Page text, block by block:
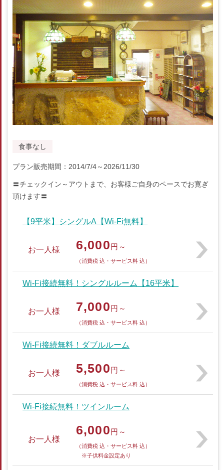
食事なし
プラン販売期間：2014/7/4～2026/11/30
〓チェックイン～アウトまで、お客様ご自身のペースでお寛ぎ
頂けます〓
【9平米】シングルA【Wi-Fi無料】
お一人様 6,000円～
（消費税 込・サービス料 込）
Wi-Fi接続無料！シングルルーム【16平米】
お一人様 7,000円～
（消費税 込・サービス料 込）
Wi-Fi接続無料！ダブルルーム
お一人様 5,500円～
（消費税 込・サービス料 込）
Wi-Fi接続無料！ツインルーム
お一人様
6,000円～
（消費税 込・サービス料 込）
※子供料金設定あり